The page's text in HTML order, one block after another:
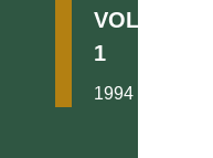
VOL.
1
1994